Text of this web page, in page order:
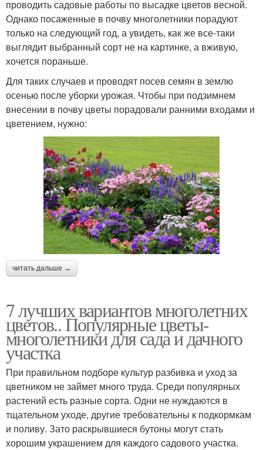
проводить садовые работы по высадке цветов весной.
Однако посаженные в почву многолетники порадуют
только на следующий год, а увидеть, как же все-таки
выглядит выбранный сорт не на картинке, а вживую,
хочется пораньше.
Для таких случаев и проводят посев семян в землю
осенью после уборки урожая. Чтобы при подзимнем
внесении в почву цветы порадовали ранними входами и
цветением, нужно:
читать дальше →
7 лучших вариантов многолетних
цветов.. Популярные цветы-
многолетники для сада и дачного
участка
При правильном подборе культур разбивка и уход за
цветником не займет много труда. Среди популярных
растений есть разные сорта. Одни не нуждаются в
тщательном уходе, другие требовательны к подкормкам
и поливу. Зато раскрывшиеся бутоны могут стать
хорошим украшением для каждого садового участка.